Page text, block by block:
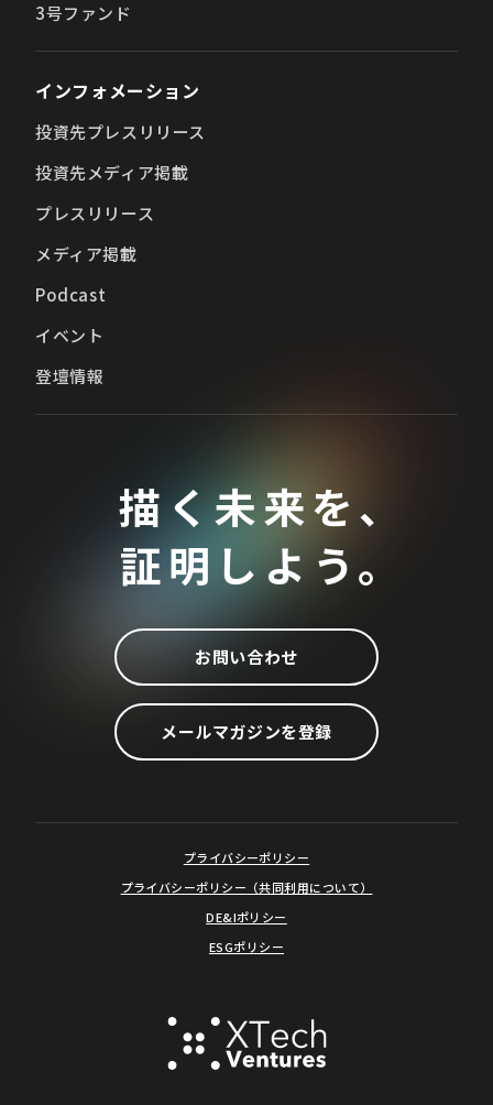
3号ファンド
インフォメーション
投資先プレスリリース
投資先メディア掲載
プレスリリース
メディア掲載
Podcast
イベント
登壇情報
描く未来を、
証明しよう。
お問い合わせ
メールマガジンを登録
プライバシーポリシー
プライバシーポリシー（共同利用について）
DE&Iポリシー
ESGポリシー